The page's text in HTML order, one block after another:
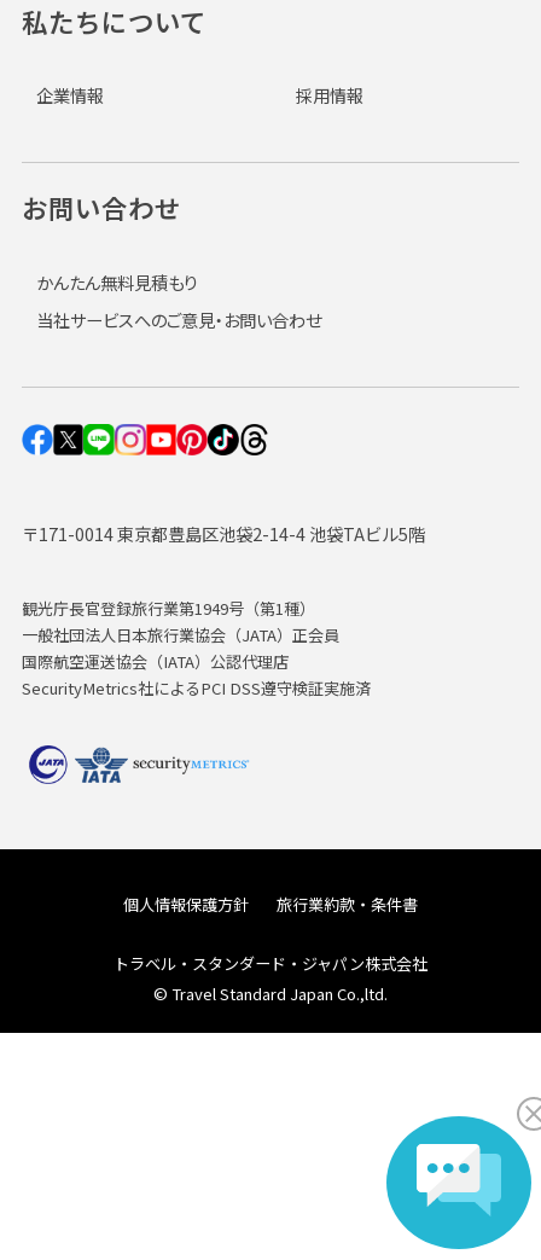
〒171-0014 東京都豊島区池袋2-14-4 池袋TAビル5階
観光庁長官登録旅行業第1949号（第1種）
一般社団法人日本旅行業協会（JATA）正会員
国際航空運送協会（IATA）公認代理店
SecurityMetrics社によるPCI DSS遵守検証実施済
私たちについて
企業情報 採用情報
お問い合わせ
かんたん無料見積もり
当社サービスへのご意見・お問い合わせ
個人情報保護方針 旅行業約款・条件書
トラベル・スタンダード・ジャパン株式会社
© Travel Standard Japan Co.,ltd.